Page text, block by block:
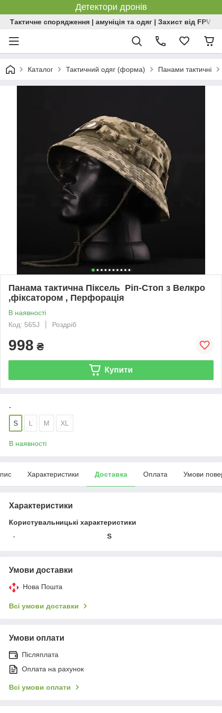
Детектори дронів
Тактичне спорядження | амуніція та одяг | Захист від FPV |
Каталог Тактичний одяг (форма) Панами тактичні
Панама тактична Піксель Ріп-Стоп з Велкро
,фіксатором , Перфорація
В наявності
Код: 565J
Роздріб
998 ₴
Купити
-
S L M XL
В наявності
Характеристики Доставка Оплата Умови
Характеристики
Користувальницькі характеристики
-
S
Умови доставки
Нова Пошта
Всі умови доставки
Умови оплати
Післяплата
Оплата на рахунок
Всі умови оплати